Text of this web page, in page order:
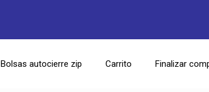
Bolsas autocierre zip Carrito Finalizar